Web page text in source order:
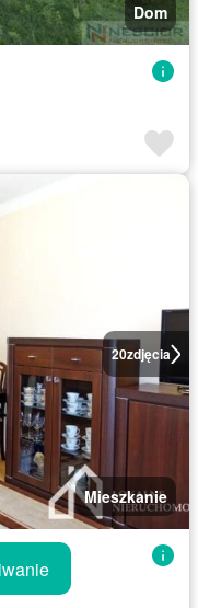
Dom
20zdjęcia
Mieszkanie